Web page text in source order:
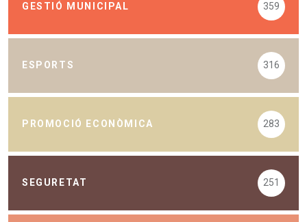
GESTIÓ MUNICIPAL 359
ESPORTS 316
PROMOCIÓ ECONÒMICA 283
SEGURETAT 251